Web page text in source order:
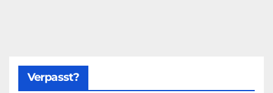
Verpasst?